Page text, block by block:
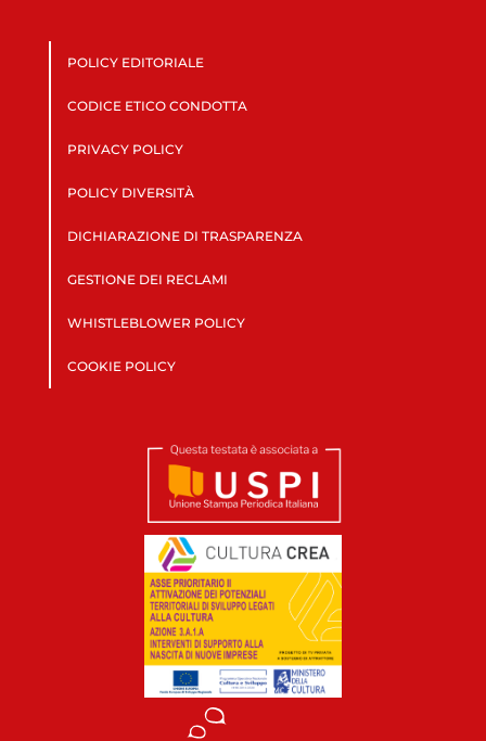
POLICY EDITORIALE
CODICE ETICO CONDOTTA
PRIVACY POLICY
POLICY DIVERSITÀ
DICHIARAZIONE DI TRASPARENZA
GESTIONE DEI RECLAMI
WHISTLEBLOWER POLICY
COOKIE POLICY